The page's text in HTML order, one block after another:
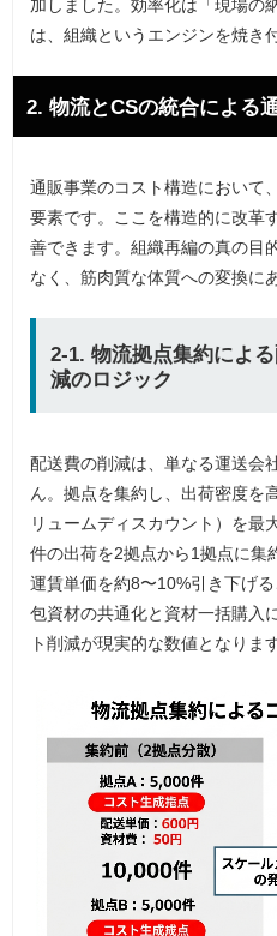
加しました。効率化は「現場の
は、組織というエンジンを焼き
2. 物流とCSの統合による
通販事業のコスト構造において
要素です。ここを構造的に改革
善できます。組織再編の真の目
なく、筋肉質な体質への変換に
2-1. 物流拠点集約によ
減のロジック
配送費の削減は、単なる運送会
ん。拠点を集約し、出荷密度を
リュームディスカウント）を最
件の出荷を2拠点から1拠点に集
運賃単価を約8〜10%引き下げ
包資材の共通化と資材一括購入
ト削減が現実的な数値となります